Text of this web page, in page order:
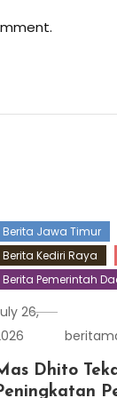
Berita Jawa Timur
Berita Kediri Raya
Berita Pemerintah
26,
Dhito